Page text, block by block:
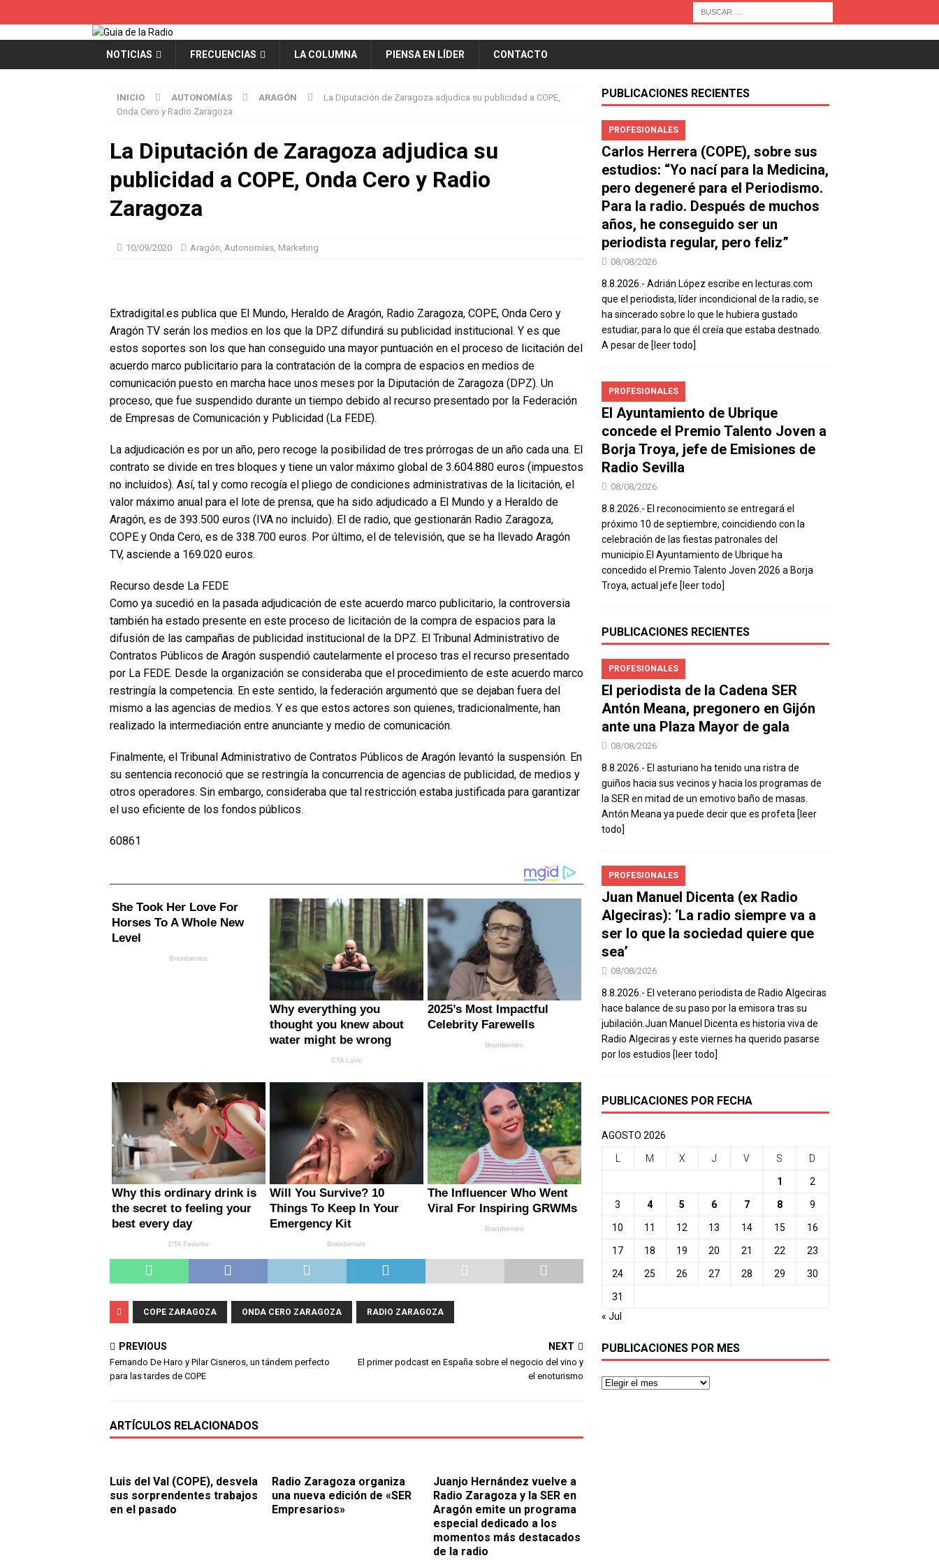
NOTICIAS FRECUENCIAS LA COLUMNA PIENSA EN LÍDER CONTACTO
INICIO AUTONOMÍAS ARAGÓN
La Diputación de Zaragoza adjudica su publicidad a COPE,
Onda Cero y Radio Zaragoza
La Diputación de Zaragoza adjudica su
publicidad a COPE, Onda Cero y Radio
Zaragoza
10/09/2020 Aragón, Autonomías, Marketing
Extradigital.es publica que El Mundo, Heraldo de Aragón, Radio Zaragoza, COPE, Onda Cero y
Aragón TV serán los medios en los que la DPZ difundirá su publicidad institucional. Y es que
estos soportes son los que han conseguido una mayor puntuación en el proceso de licitación del
acuerdo marco publicitario para la contratación de la compra de espacios en medios de
comunicación puesto en marcha hace unos meses por la Diputación de Zaragoza (DPZ). Un
proceso, que fue suspendido durante un tiempo debido al recurso presentado por la Federación
de Empresas de Comunicación y Publicidad (La FEDE).
La adjudicación es por un año, pero recoge la posibilidad de tres prórrogas de un año cada una. El
contrato se divide en tres bloques y tiene un valor máximo global de 3.604.880 euros (impuestos
no incluidos). Así, tal y como recogía el pliego de condiciones administrativas de la licitación, el
valor máximo anual para el lote de prensa, que ha sido adjudicado a El Mundo y a Heraldo de
Aragón, es de 393.500 euros (IVA no incluido). El de radio, que gestionarán Radio Zaragoza,
COPE y Onda Cero, es de 338.700 euros. Por último, el de televisión, que se ha llevado Aragón
TV, asciende a 169.020 euros.
Recurso desde La FEDE
Como ya sucedió en la pasada adjudicación de este acuerdo marco publicitario, la controversia
también ha estado presente en este proceso de licitación de la compra de espacios para la
difusión de las campañas de publicidad institucional de la DPZ. El Tribunal Administrativo de
Contratos Públicos de Aragón suspendió cautelarmente el proceso tras el recurso presentado
por La FEDE. Desde la organización se consideraba que el procedimiento de este acuerdo marco
restringía la competencia. En este sentido, la federación argumentó que se dejaban fuera del
mismo a las agencias de medios. Y es que estos actores son quienes, tradicionalmente, han
realizado la intermediación entre anunciante y medio de comunicación.
Finalmente, el Tribunal Administrativo de Contratos Públicos de Aragón levantó la suspensión. En
su sentencia reconoció que se restringía la concurrencia de agencias de publicidad, de medios y
otros operadores. Sin embargo, consideraba que tal restricción estaba justificada para garantizar
el uso eficiente de los fondos públicos.
60861
COPE ZARAGOZA ONDA CERO ZARAGOZA RADIO ZARAGOZA
PREVIOUS
Fernando De Haro y Pilar Cisneros, un tándem perfecto
para las tardes de COPE
NEXT
El primer podcast en España sobre el negocio del vino y
el enoturismo
ARTÍCULOS RELACIONADOS
Luis del Val (COPE), desvela
sus sorprendentes trabajos
en el pasado
Radio Zaragoza organiza
una nueva edición de «SER
Empresarios»
Juanjo Hernández vuelve a
Radio Zaragoza y la SER en
Aragón emite un programa
especial dedicado a los
momentos más destacados
de la radio
PUBLICACIONES RECIENTES
PROFESIONALES
Carlos Herrera (COPE), sobre sus
estudios: “Yo nací para la Medicina,
pero degeneré para el Periodismo.
Para la radio. Después de muchos
años, he conseguido ser un
periodista regular, pero feliz”
08/08/2026
8.8.2026.- Adrián López escribe en lecturas.com
que el periodista, líder incondicional de la radio, se
ha sincerado sobre lo que le hubiera gustado
estudiar, para lo que él creía que estaba destnado.
A pesar de [leer todo]
PROFESIONALES
El Ayuntamiento de Ubrique
concede el Premio Talento Joven a
Borja Troya, jefe de Emisiones de
Radio Sevilla
08/08/2026
8.8.2026.- El reconocimiento se entregará el
próximo 10 de septiembre, coincidiendo con la
celebración de las fiestas patronales del
municipio.El Ayuntamiento de Ubrique ha
concedido el Premio Talento Joven 2026 a Borja
Troya, actual jefe [leer todo]
PUBLICACIONES RECIENTES
PROFESIONALES
El periodista de la Cadena SER
Antón Meana, pregonero en Gijón
ante una Plaza Mayor de gala
08/08/2026
8.8.2026.- El asturiano ha tenido una ristra de
guiños hacia sus vecinos y hacia los programas de
la SER en mitad de un emotivo baño de masas.
Antón Meana ya puede decir que es profeta [leer
todo]
PROFESIONALES
Juan Manuel Dicenta (ex Radio
Algeciras): ‘La radio siempre va a
ser lo que la sociedad quiere que
sea’
08/08/2026
8.8.2026.- El veterano periodista de Radio Algeciras
hace balance de su paso por la emisora tras su
jubilación.Juan Manuel Dicenta es historia viva de
Radio Algeciras y este viernes ha querido pasarse
por los estudios [leer todo]
PUBLICACIONES POR FECHA
AGOSTO 2026
M X J V S D
1 2
3 4 5 6 7 8 9
10 11 12 13 14 15 16
17 18 19 20 21 22 23
24 25 26 27 28 29 30
31
« Jul
PUBLICACIONES POR MES